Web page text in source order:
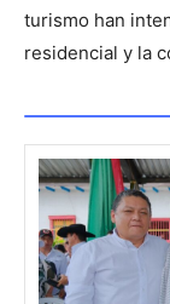
turismo han
residencial y la
Sigue